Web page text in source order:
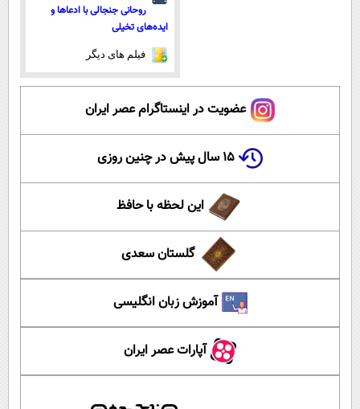
روحانی جنجالی با ادعاها و
ایده‌های تخیلی
فیلم های دیگر
عضویت در اینستاگرام عصر ایران
۱۵ سال پیش در چنین روزی
این لحظه با حافظ
گلستان سعدی
آموزش زبان انگلیسی
آپارات عصر ایران